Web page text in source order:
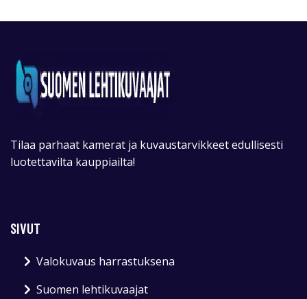
Tilaa parhaat kamerat ja kuvaustarvikkeet edullisesti
luotettavilta kauppiailta!
SIVUT
Valokuvaus harrastuksena
Suomen lehtikuvaajat